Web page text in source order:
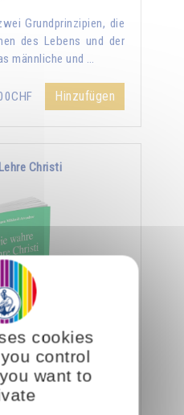
Grundprinzipien, die
des Lebens und der
männliche und …
Hinzufügen
Christi
zufolge ist die
wenigen Zeilen des
sagt: "Ein Eingeweihter
cookies
control
want to